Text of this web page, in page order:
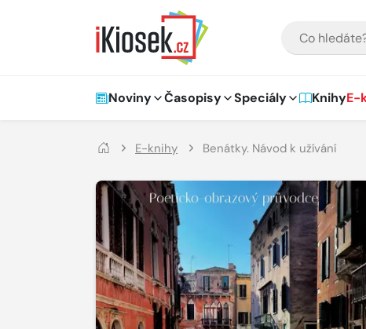
Hlavní navigace
Noviny Časopisy Speciály KnihyE-
E-knihy Benátky. Návod k užívání